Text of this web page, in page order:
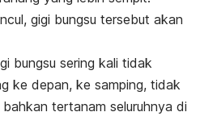
gigi bungsu tersebut akan
bungsu sering kali tidak
ke depan, ke samping, tidak
tertanam seluruhnya di